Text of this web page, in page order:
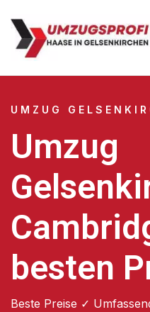
UMZUG
Umzug
besten
Beste Preise ✓